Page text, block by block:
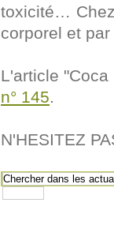
toxicité…
corporel et
L'article
n° 145.
N'HESITEZ